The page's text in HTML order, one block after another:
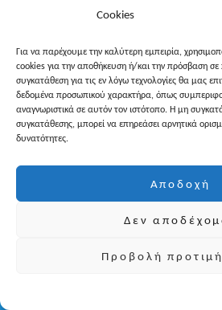
Cookies
Για να παρέχουμε την καλύτερη εμπειρία,
cookies για την αποθήκευση ή/και την πρόσβαση
συγκατάθεση για τις εν λόγω τεχνολογίες θα μας
δεδομένα προσωπικού χαρακτήρα, όπως
αναγνωριστικά σε αυτόν τον ιστότοπο. Η μη
συγκατάθεσης, μπορεί να επηρεάσει αρνητικά
δυνατότητες.
Αποδοχή
Δεν
Προβολή
Back
Top